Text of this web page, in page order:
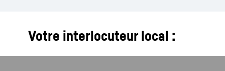
Votre interlocuteur local :